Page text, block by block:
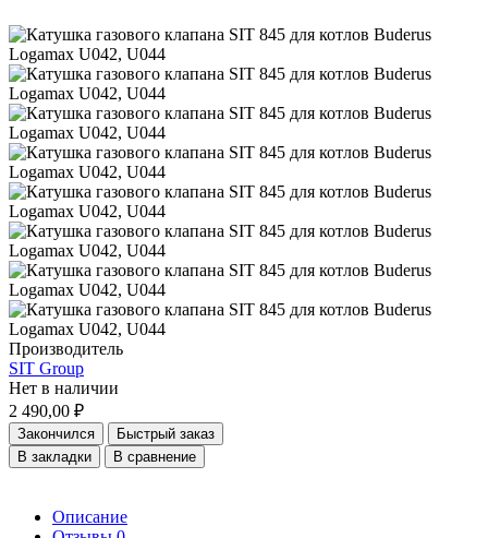
Производитель
SIT Group
Нет в наличии
2 490,00 ₽
Закончился
Быстрый заказ
В закладки
В сравнение
Описание